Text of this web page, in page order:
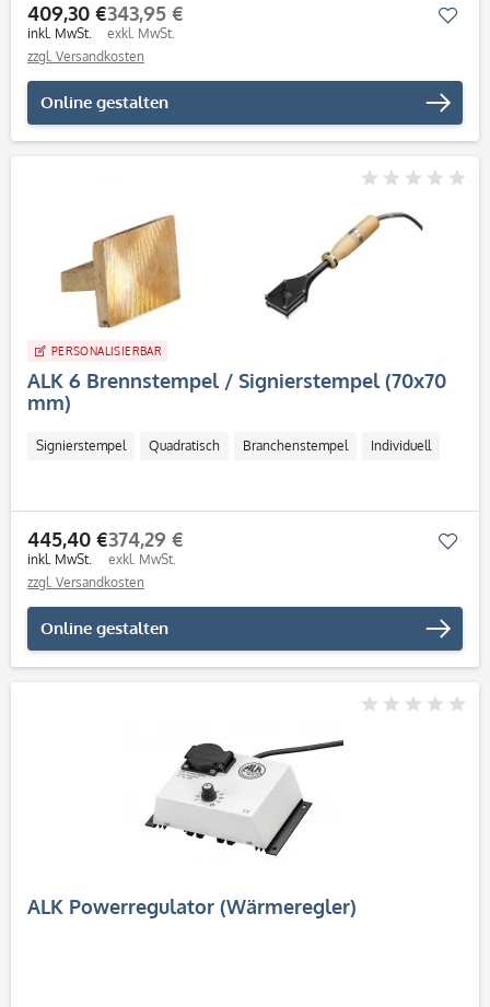
409,30 €
inkl. MwSt.
343,95 €
exkl. MwSt.
zzgl. Versandkosten
Online gestalten
PERSONALISIERBAR
ALK 6 Brennstempel / Signierstempel (70x70
mm)
Signierstempel Quadratisch Branchenstempel Individuell
445,40 €
inkl. MwSt.
374,29 €
exkl. MwSt.
zzgl. Versandkosten
Online gestalten
ALK Powerregulator (Wärmeregler)